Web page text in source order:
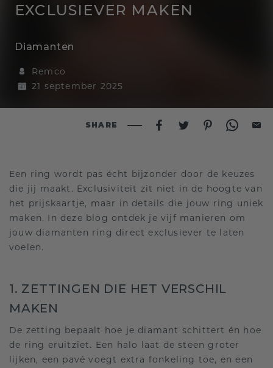
EXCLUSIEVER MAKEN
Diamanten
Remco
21 september 2025
SHARE
Een ring wordt pas écht bijzonder door de keuzes
die jij maakt. Exclusiviteit zit niet in de hoogte van
het prijskaartje, maar in details die jouw ring uniek
maken. In deze blog ontdek je vijf manieren om
jouw diamanten ring direct exclusiever te laten
voelen.
1. ZETTINGEN DIE HET VERSCHIL
MAKEN
De zetting bepaalt hoe je diamant schittert én hoe
de ring eruitziet. Een halo laat de steen groter
lijken, een pavé voegt extra fonkeling toe, en een